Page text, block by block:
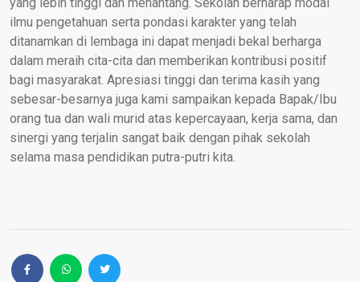
yang lebih tinggi dan menantang. Sekolah berharap modal
ilmu pengetahuan serta pondasi karakter yang telah
ditanamkan di lembaga ini dapat menjadi bekal berharga
dalam meraih cita-cita dan memberikan kontribusi positif
bagi masyarakat. Apresiasi tinggi dan terima kasih yang
sebesar-besarnya juga kami sampaikan kepada Bapak/Ibu
orang tua dan wali murid atas kepercayaan, kerja sama, dan
sinergi yang terjalin sangat baik dengan pihak sekolah
selama masa pendidikan putra-putri kita.